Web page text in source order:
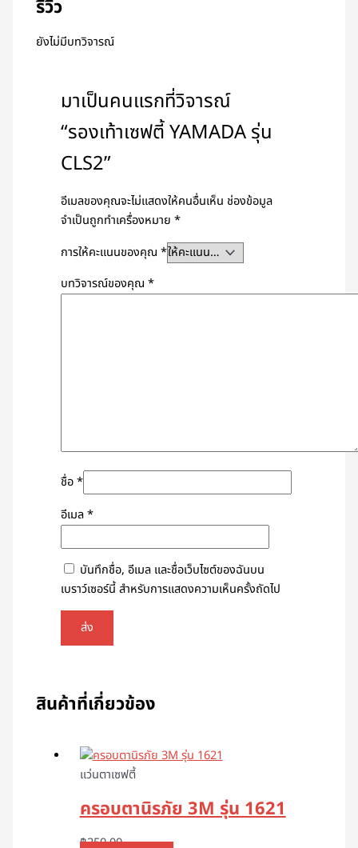
รีวิว
ยังไม่มีบทวิจารณ์
มาเป็นคนแรกที่วิจารณ์
“รองเท้าเซฟตี้ YAMADA รุ่น
CLS2”
อีเมลของคุณจะไม่แสดงให้คนอื่นเห็น ช่องข้อมูล
จำเป็นถูกทำเครื่องหมาย*
การให้คะแนนของคุณ*
บทวิจารณ์ของคุณ*
ชื่อ*
อีเมล*
บันทึกชื่อ, อีเมล และชื่อเว็บไซต์ของฉันบน
เบราว์เซอร์นี้ สำหรับการแสดงความเห็นครั้งถัดไป
สินค้าที่เกี่ยวข้อง
แว่นตาเซฟตี้
ครอบตานิรภัย 3M รุ่น 1621
฿250.00